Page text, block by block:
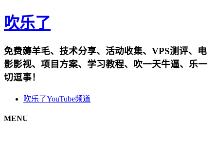
吹乐了
免费薅羊毛、技术分享、活动收集、VPS测评、电
影影视、项目方案、学习教程、吹一天牛逼、乐一
切逗事！
吹乐了YouTube频道
MENU